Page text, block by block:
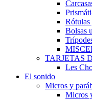
Rótulas
Bolsas
TARJETAS
Les
El sonido
Micros y
Micros